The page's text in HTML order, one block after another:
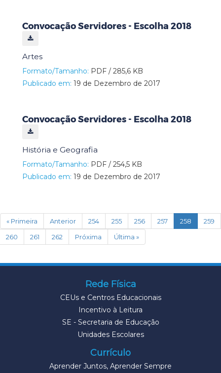
Convocação Servidores - Escolha 2018
Artes
Formato/Tamanho: PDF / 285,6 KB
Publicado em: 19 de Dezembro de 2017
Convocação Servidores - Escolha 2018
História e Geografia
Formato/Tamanho: PDF / 254,5 KB
Publicado em: 19 de Dezembro de 2017
« Primeira Anterior 254 255 256 257 258 (current)
259
260
261 262 Próxima Última »
Rede Física
CEUs e Centros Educacionais
Incentivo à Leitura
SE - Secretaria de Educação
Unidades Escolares
Currículo
Aprender Juntos, Aprender Sempre